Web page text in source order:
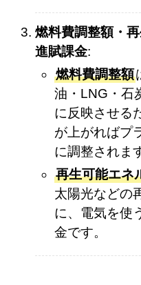
燃料費調整額・
進賦課金:
燃料費調整額
油・LNG・石
に反映させる
が上がればプ
に調整されま
再生可能エネ
太陽光などの
に、電気を使
金です。